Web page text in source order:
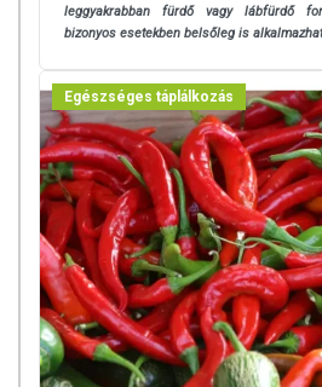
leggyakrabban fürdő vagy lábfürdő
bizonyos esetekben belsőleg is
Egészséges táplálkozás